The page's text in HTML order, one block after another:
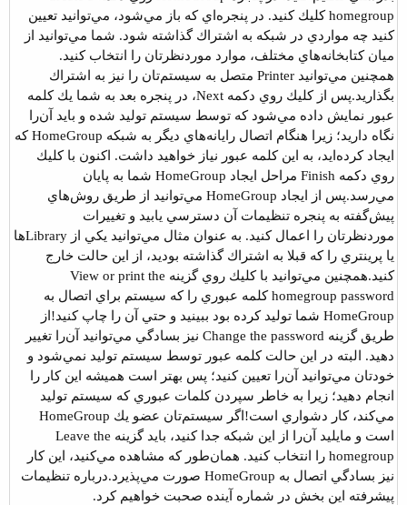
homegroup كليك كنيد. در پنجره‌اي كه باز مي‌شود، مي‌توانيد تعيين
كنيد چه مواردي در شبكه به اشتراك گذاشته شود. شما مي‌توانيد از
ميان كتابخانه‌هاي مختلف، موارد موردنظرتان را انتخاب كنيد.
همچنين مي‌توانيد Printer متصل به سيستم‌تان را نيز به اشتراك
بگذاريد.
پس از كليك روي دكمه Next، در پنجره بعد به شما يك كلمه
عبور نمايش داده مي‌شود كه توسط سيستم توليد شده و ‌بايد آن‌را
نگاه داريد؛ زيرا هنگام اتصال رايانه‌هاي ديگر به شبكه HomeGroup كه
ايجاد كرده‌ايد، به اين كلمه عبور نياز خواهيد داشت. اكنون با كليك
روي دكمه Finish مراحل ايجاد HomeGroup شما به پايان
مي‌رسد.
پس از ايجاد HomeGroup مي‌توانيد از طريق روش‌هاي
پيش‌گفته به پنجره تنظيمات آن دسترسي يابيد و تغييرات
موردنظرتان را اعمال كنيد. به عنوان مثال مي‌توانيد يكي از Libraryها
يا پرينتري را كه قبلا به اشتراك گذاشته بوديد، از اين حالت خارج
كنيد.همچنين مي‌توانيد با كليك روي گزينه View or print the
homegroup password كلمه عبوري را كه سيستم براي‌ اتصال به
HomeGroup شما توليد كرده بود ببينيد و حتي آن را چاپ كنيد!
از
طريق گزينه Change the password نيز بسادگي مي‌توانيد آن‌را تغيير
دهيد. البته در اين حالت كلمه عبور توسط سيستم توليد نمي‌شود و
خودتان مي‌توانيد آن‌را تعيين كنيد؛ پس بهتر است هميشه اين كار را
انجام دهيد؛ زيرا به خاطر سپردن كلمات عبوري كه سيستم توليد
مي‌كند، كار دشواري است!
اگر سيستم‌تان عضو يك HomeGroup
است و مايليد آن‌را از اين شبكه جدا كنيد، ‌بايد گزينه Leave the
homegroup را انتخاب كنيد. همان‌طور كه مشاهده مي‌كنيد، اين كار
نيز بسادگي اتصال به HomeGroup صورت مي‌پذيرد.
درباره تنظيمات
پيشرفته اين بخش در شماره آينده صحبت خواهيم كرد.